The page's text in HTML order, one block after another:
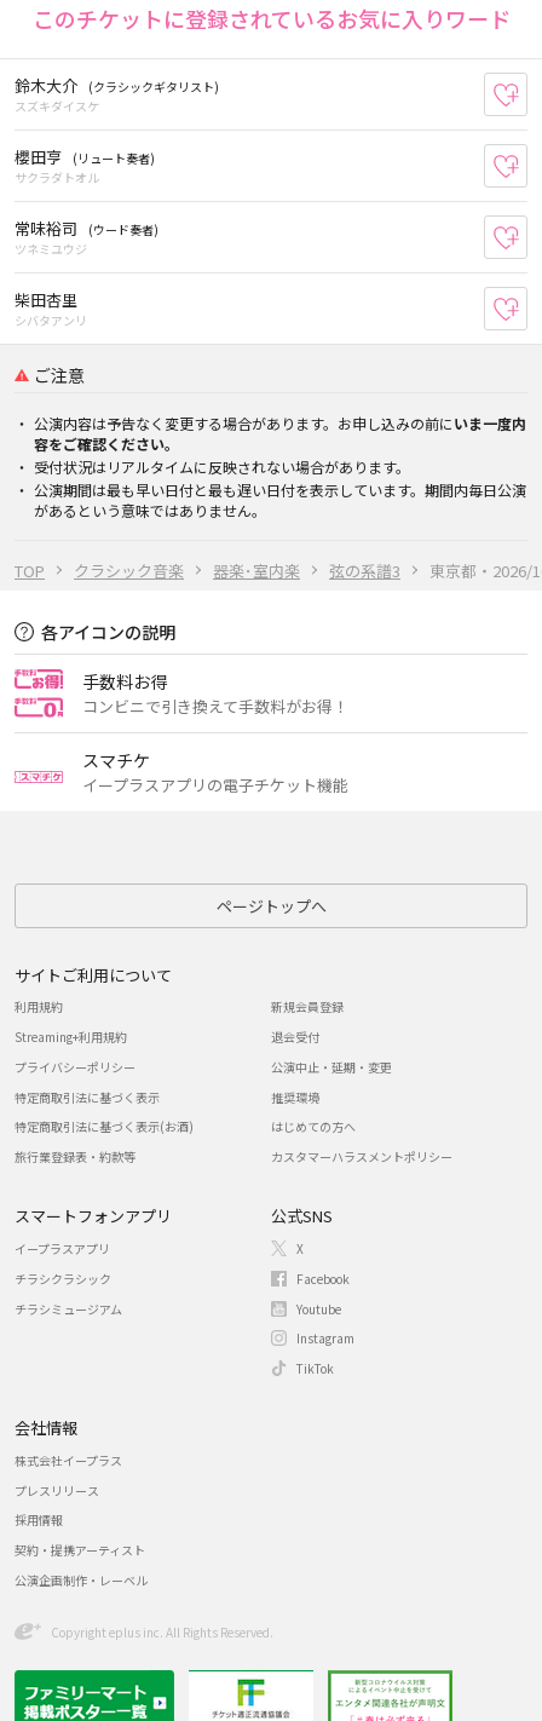
TOP クラシック音楽 器楽･室内楽 弦の系譜3 東京都・2026/
このチケットに登録されているお気に入りワード
鈴木大介
(クラシックギタリスト)
スズキダイスケ
櫻田亨
(リュート奏者)
サクラダトオル
常味裕司
(ウード奏者)
ツネミユウジ
柴田杏里
シバタアンリ
ご注意
公演内容は予告なく変更する場合があります。お申し込みの前にいま一度内
容をご確認ください。
受付状況はリアルタイムに反映されない場合があります。
公演期間は最も早い日付と最も遅い日付を表示しています。期間内毎日公演
があるという意味ではありません。
各アイコンの説明
手数料お得
コンビニで引き換えて手数料がお得！
スマチケ
イープラスアプリの電子チケット機能
ページトップへ
サイトご利用について
利用規約
Streaming+利用規約
プライバシーポリシー
特定商取引法に基づく表示
特定商取引法に基づく表示(お酒)
旅行業登録表・約款等
新規会員登録
退会受付
公演中止・延期・変更
推奨環境
はじめての方へ
カスタマーハラスメントポリシー
スマートフォンアプリ
イープラスアプリ
チラシクラシック
チラシミュージアム
公式SNS
X
Facebook
Youtube
Instagram
TikTok
会社情報
株式会社イープラス
プレスリリース
採用情報
契約・提携アーティスト
公演企画制作・レーベル
Copyright eplus inc. All Rights Reserved.